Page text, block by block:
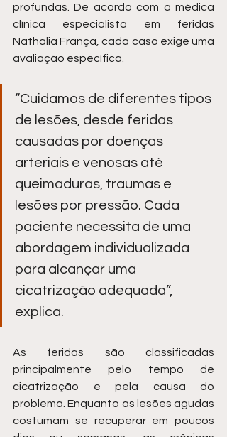
profundas. De acordo com a médica
clínica especialista em feridas
Nathalia França, cada caso exige uma
avaliação específica.
“Cuidamos de diferentes tipos
de lesões, desde feridas
causadas por doenças
arteriais e venosas até
queimaduras, traumas e
lesões por pressão. Cada
paciente necessita de uma
abordagem individualizada
para alcançar uma
cicatrização adequada”,
explica.
As feridas são classificadas
principalmente pelo tempo de
cicatrização e pela causa do
problema. Enquanto as lesões agudas
costumam se recuperar em poucos